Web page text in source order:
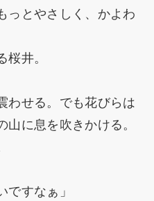
っとやさしく、かよわ
桜井。
わせる。でも花びらは
山に息を吹きかける。
ですなぁ」